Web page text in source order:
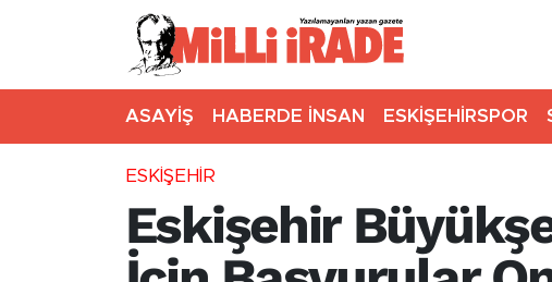
ASAYİŞ HABERDE İNSAN ESKİŞEHİRSPOR
ESKİŞEHİR
Eskişehir